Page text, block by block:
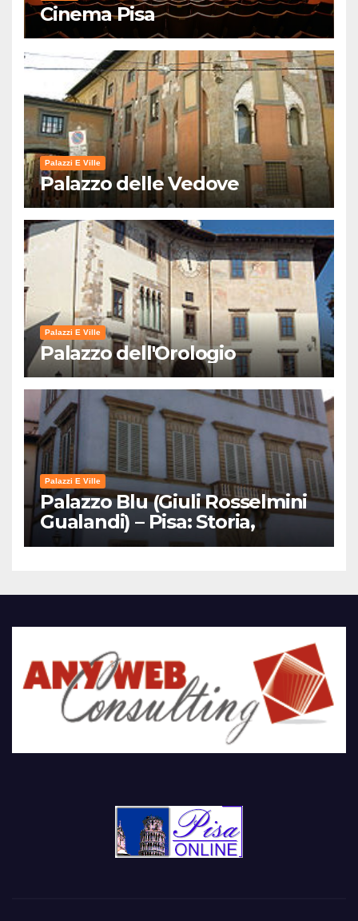
Cinema Pisa
Palazzi E Ville
Palazzo delle Vedove
Palazzi E Ville
Palazzo dell'Orologio
Palazzi E Ville
Palazzo Blu (Giuli Rosselmini
Gualandi) – Pisa: Storia,
Mostre e Info Visita